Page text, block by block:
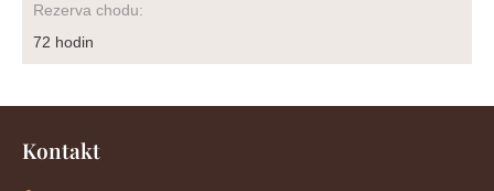
Rezerva chodu:
72 hodin
Kontakt